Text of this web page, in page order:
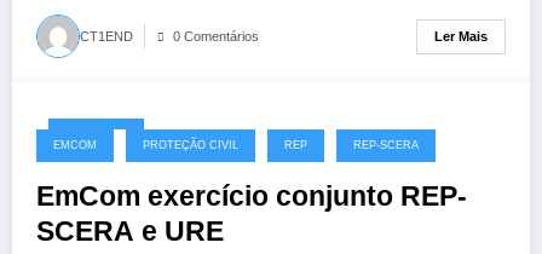
CT1END 0 Comentários Ler Mais
10/11/2019
EMCOM PROTEÇÃO CIVIL REP REP-SCERA
EmCom exercício conjunto REP-
SCERA e URE